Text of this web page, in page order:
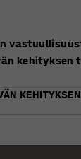
kehityksen
KEHITYKSEN